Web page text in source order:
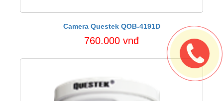
Camera Questek QOB-4191D
760.000 vnđ